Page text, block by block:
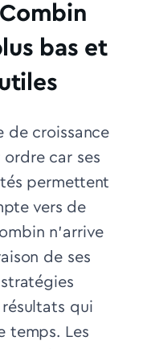
bas et
de croissance
car ses
permettent
vers de
n'arrive
de ses
qui
temps. Les